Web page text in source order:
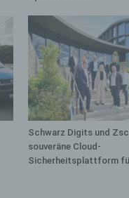
Schwarz Digits und
souveräne Cloud-
Sicherheitsplattform
beziehen, zu
Person zu
f)
Weise, auf
zugeordnet
aufbewahrt
unterliegen,